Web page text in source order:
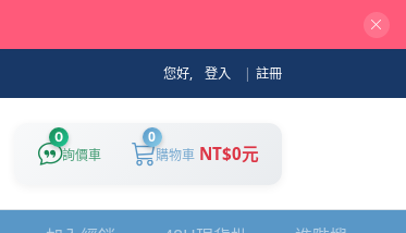
您好, 登入 | 註冊
0
詢價車
0
購物車 NT$0元